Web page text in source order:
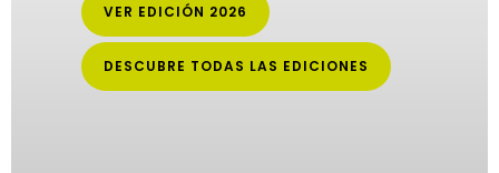
VER EDICIÓN 2026
DESCUBRE TODAS LAS EDICIONES